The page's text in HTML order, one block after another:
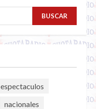
espectaculos
nacionales